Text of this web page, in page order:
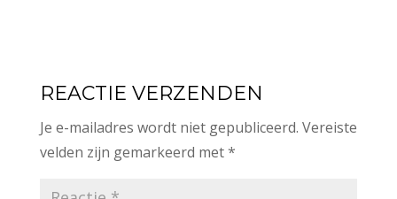
REACTIE VERZENDEN
Je e-mailadres wordt niet gepubliceerd. Vereiste
velden zijn gemarkeerd met*